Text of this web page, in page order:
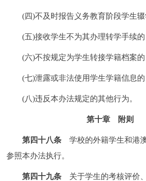
(四)不及时报告义务教育阶段学生辍
(五)接收学生不为其办理转学手续的
(六)不按规定为学生转接学籍档案的
(七)泄露或非法使用学生学籍信息的
(八)违反本办法规定的其他行为。
第十章 附则
第四十八条 学校的外籍学生和港
参照本办法执行。
第四十九条 关于学生的考核评价